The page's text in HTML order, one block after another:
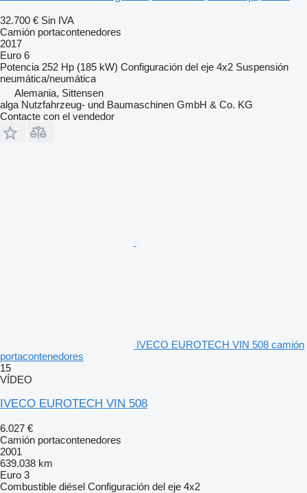
32.700 € Sin IVA
Camión portacontenedores
2017
Euro 6
Potencia 252 Hp (185 kW) Configuración del eje 4x2 Suspensión
neumática/neumática
Alemania, Sittensen
alga Nutzfahrzeug- und Baumaschinen GmbH & Co. KG
Contacte con el vendedor
IVECO EUROTECH VIN 508 camión
portacontenedores
15
VÍDEO
IVECO EUROTECH VIN 508
6.027 €
Camión portacontenedores
2001
639.038 km
Euro 3
Combustible diésel Configuración del eje 4x2